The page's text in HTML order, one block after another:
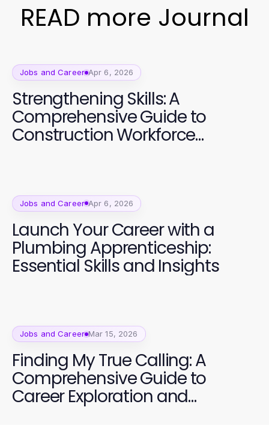
READ more Journal
Jobs and Career Apr 6, 2026
Strengthening Skills: A
Comprehensive Guide to
Construction Workforce
Jobs and Career Apr 6, 2026
Launch Your Career with a
Plumbing Apprenticeship:
Essential Skills and Insights
Jobs and Career Mar 15, 2026
Finding My True Calling: A
Comprehensive Guide to
Career Exploration and